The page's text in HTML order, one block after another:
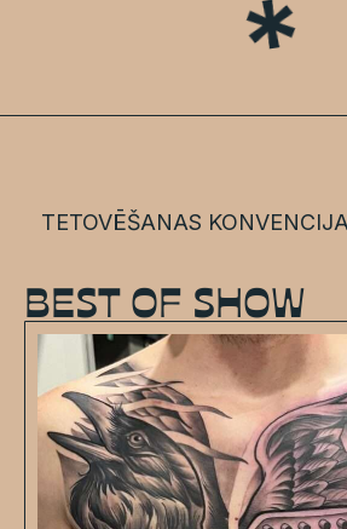
TETOVĒŠANAS
BEST OF SHOW